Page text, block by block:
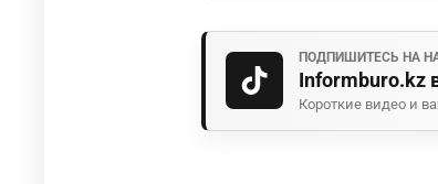
ПОДПИШИТЕСЬ НА
Informburo.kz
Короткие видео и